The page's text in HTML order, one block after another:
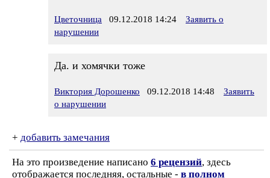
Цветочница 09.12.2018 14:24
Заявить о
нарушении
Да. и хомячки тоже
Виктория Дорошенко 09.12.2018 14:48
Заявить
о нарушении
+ добавить замечания
На это произведение написано 6 рецензий, здесь
отображается последняя, остальные - в полном